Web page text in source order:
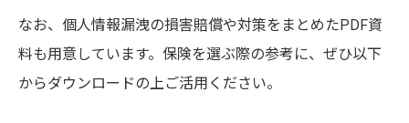
なお、個人情報漏洩の損害賠償や対策をまとめたPDF資
料も用意しています。保険を選ぶ際の参考に、ぜひ以下
からダウンロードの上ご活用ください。